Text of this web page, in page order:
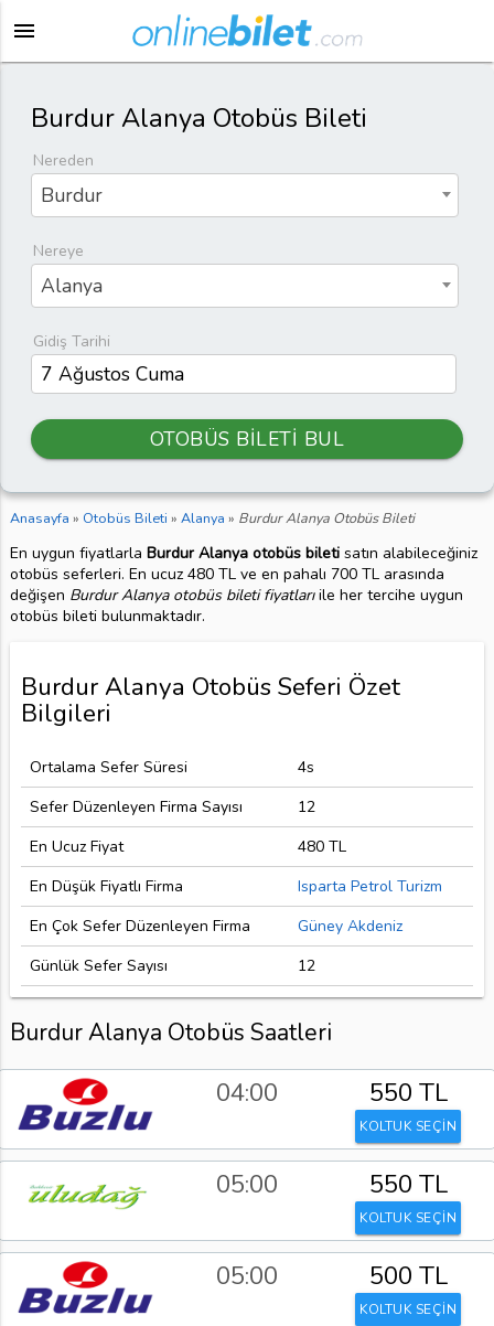
menu
Burdur Alanya Otobüs Bileti
Nereden
Burdur
Nereye
Alanya
Gidiş Tarihi
OTOBÜS BİLETİ BUL
Anasayfa » Otobüs Bileti » Alanya » Burdur Alanya Otobüs Bileti
En uygun fiyatlarla Burdur Alanya otobüs biletisatın alabileceğiniz
otobüs seferleri. En ucuz 480 TL ve en pahalı 700 TL arasında
değişen Burdur Alanya otobüs bileti fiyatlarıile her tercihe uygun
otobüs bileti bulunmaktadır.
Burdur Alanya Otobüs Seferi Özet
Bilgileri
Ortalama Sefer Süresi
4s
Sefer Düzenleyen Firma Sayısı
12
En Ucuz Fiyat
480 TL
En Düşük Fiyatlı Firma
Isparta Petrol Turizm
En Çok Sefer Düzenleyen Firma
Güney Akdeniz
Günlük Sefer Sayısı
12
Burdur Alanya Otobüs Saatleri
04:00 550 TL
KOLTUK SEÇİN
05:00 550 TL
KOLTUK SEÇİN
05:00 500 TL
KOLTUK SEÇİN